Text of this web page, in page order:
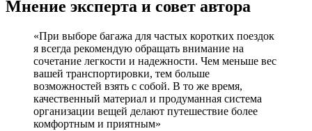
Мнение эксперта и совет автора
«При выборе багажа для частых коротких поездок
я всегда рекомендую обращать внимание на
сочетание легкости и надежности. Чем меньше вес
вашей транспортировки, тем больше
возможностей взять с собой. В то же время,
качественный материал и продуманная система
организации вещей делают путешествие более
комфортным и приятным»